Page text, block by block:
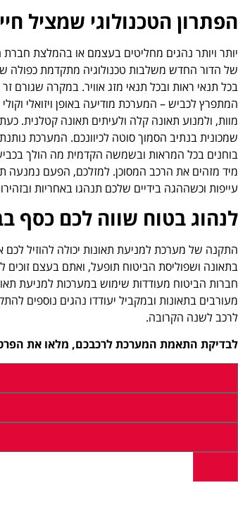
הפתרון הטכנולוגי שמציל
יותר ויותר נהגים מחליטים בעצמם או בהמלצת
של הדור החדש משלבות טכנולוגיה מתקדמת כפולה
בכל תנאי ראות ובכל תנאי מזג אוויר. במקרה שגורם
המתפרץ לכביש – המערכת מודיעה באופן ויזואלי
מוות, ולמנוע תאונה קלה ולעיתים תאונה קטלנית.
שמכונית בנתיב הסמוך סוטה לכיוונכם. המערכת
בוחנים בכל המראות ובשמשה הקדמית מה הולך
מיד מזהים את הרכב המסוכן. למזלכם, הפעם נמנעה
עייפות וכשההגה בידיים שלכם תנהגו באחריות
לנהוג בטוח שווה לכם כסף
התקנה של מערכת למניעת תאונות יכולה להוזיל
בתאונה ושפוליסת הביטוח תופעל, ואתם בעצם
חברות הביטוח מעודדות שימוש במערכות למניעת
מעורבים בתאונות ובמקביל יעודדו נהגים נוספים
לרכב לשנה הקרובה.
לבדיקת התאמת המערכת לרכבכם, מלאו את